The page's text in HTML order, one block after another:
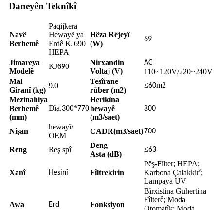
Daneyên Teknîkî
Navê
Berhemê
Paqijkera
Hewayê ya
Erdê KJ690
HEPA
Hêza Rêjeyî
(W)
69
Jimareya
Modelê
KJ690
Nirxandin
Voltaj (V)
AC
110~120V/220~240V
Mal
Giranî (kg)
9.0
Tesîrane
rûber (m2)
≤60m2
Mezinahiya
Berhemê
(mm)
Dîa.300*770
Herikîna
hewayê
(m3/saet)
800
Nîşan
hewayî/
OEM
CADR(m3/saet)700
Reng Reş spî
Deng
Asta (dB)
≤63
Xanî Hesinî Fîltrekirin
Pêş-Fîlter; HEPA;
Karbona Çalakkirî;
Lampaya UV
Awa Erd Fonksiyon
Bîrxistina Guhertina
Fîlterê; Moda
Otomatîk; Moda